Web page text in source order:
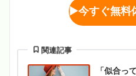
▶︎今すぐ無料
関連記事
「似合っ